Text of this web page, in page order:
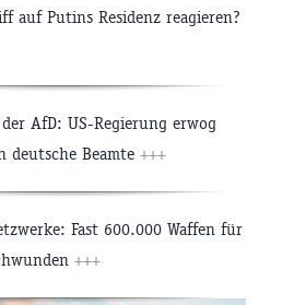
auf Putins Residenz reagieren?
AfD: US-Regierung erwog
deutsche Beamte +++
Fast 600.000 Waffen für
+++